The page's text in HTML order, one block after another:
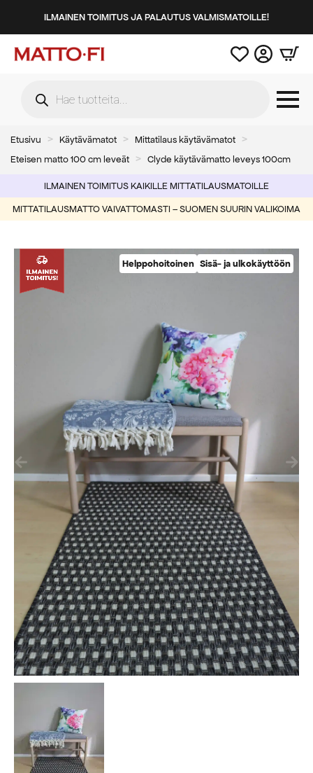
ILMAINEN TOIMITUS JA PALAUTUS VALMISMATOILLE!
search
Etusivu Käytävämatot
Mittatilaus käytävämatot
Eteisen matto 100 cm leveät
Clyde käytävämatto leveys 100cm
ILMAINEN TOIMITUS KAIKILLE MITTATILAUSMATOILLE
MITTATILAUSMATTO VAIVATTOMASTI – SUOMEN SUURIN VALIKOIMA
-39% Helppohoitoinen Sisä- ja ulkokäyttöön